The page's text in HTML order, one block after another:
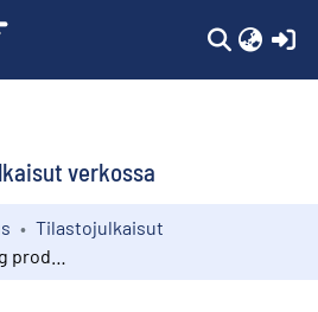
verkossa
Tilastojulkaisut